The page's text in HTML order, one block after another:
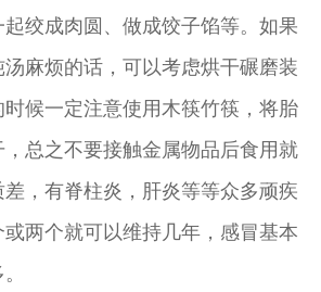
绞成肉圆、做成饺子馅等。如果
麻烦的话，可以考虑烘干碾磨装
候一定注意使用木筷竹筷，将胎
总之不要接触金属物品后食用就
，有脊柱炎，肝炎等等众多顽疾
两个就可以维持几年，感冒基本